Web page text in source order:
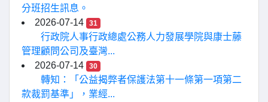
分班招生訊息。
2026-07-14
31
行政院人事行政總處公務人力發展學院與康士藤
管理顧問公司及臺灣...
2026-07-14
30
轉知：「公益揭弊者保護法第十一條第一項第二
款裁罰基準」，業經...